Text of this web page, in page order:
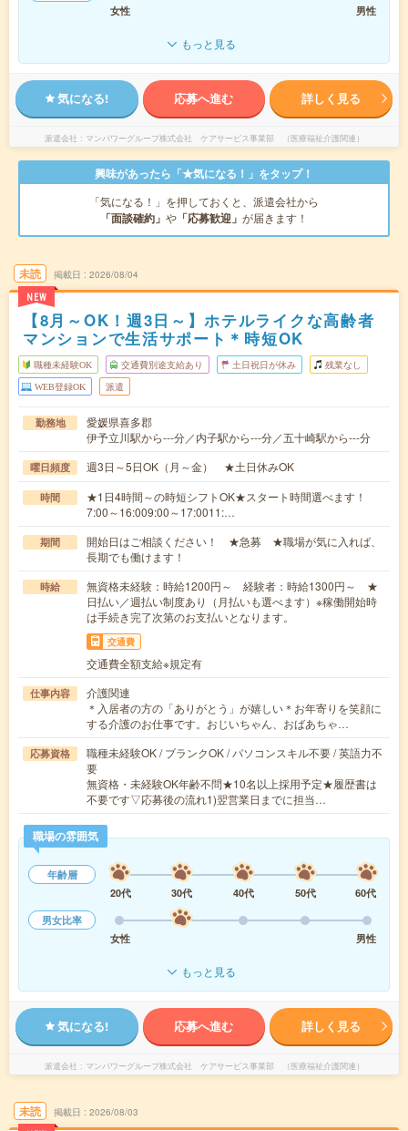
女性
男性
もっと見る
気になる! 応募へ進む 詳しく見る
派遣会社 マンパワーグループ株式会社 ケアサービス事業部 （医療福祉介護関連）
興味があったら「★気になる！」をタップ！
「気になる！」を押しておくと、派遣会社から
「面談確約」 や 「応募歓迎」 が届きます！
未読
NEW
掲載日 2026/08/04
【8月～OK！週3日～】ホテルライクな高齢者
マンションで生活サポート＊時短OK
職種未経験OK 交通費別途支給あり 土日祝日が休み 残業なし
WEB登録OK 派遣
勤務地
愛媛県喜多郡
伊予立川駅から---分／内子駅から---分／五十崎駅から---分
曜日頻度 週3日～5日OK（月～金） ★土日休みOK
時間
★1日4時間～の時短シフトOK★スタート時間選べます！
7:00～16:009:00～17:0011:…
期間
開始日はご相談ください！ ★急募 ★職場が気に入れば、
長期でも働けます！
時給
無資格未経験：時給1200円～ 経験者：時給1300円～ ★
日払い／週払い制度あり（月払いも選べます）※稼働開始時
は手続き完了次第のお支払いとなります。
交通費
交通費全額支給※規定有
仕事内容
介護関連
＊入居者の方の「ありがとう」が嬉しい＊お年寄りを笑顔に
する介護のお仕事です。おじいちゃん、おばあちゃ…
応募資格
職種未経験OK / ブランクOK / パソコンスキル不要 / 英語力不
要
無資格・未経験OK年齢不問★10名以上採用予定★履歴書は
不要です▽応募後の流れ1)翌営業日までに担当…
職場の雰囲気
年齢層
20代
30代 40代 50代
60代
男女比率
女性
男性
もっと見る
気になる! 応募へ進む 詳しく見る
派遣会社 マンパワーグループ株式会社 ケアサービス事業部 （医療福祉介護関連）
未読 掲載日 2026/08/03